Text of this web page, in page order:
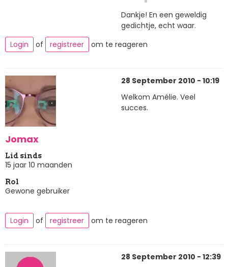
Dankje! En een geweldig
gedichtje, echt waar.
Login
of registreer om te reageren
Jomax
Lid sinds
15 jaar 10 maanden
Rol
Gewone gebruiker
28 September 2010 - 10:19
Welkom Amélie. Veel
succes.
Login of registreer om te reageren
28 September 2010 - 12:39